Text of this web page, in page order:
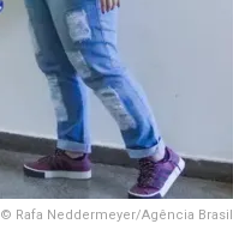
© Rafa Neddermeyer/Agência Brasil